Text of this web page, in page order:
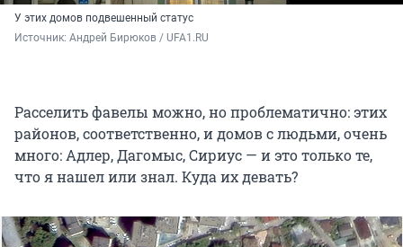
У этих домов подвешенный статус
Источник: Андрей Бирюков / UFA1.RU
Расселить фавелы можно, но проблематично: этих
районов, соответственно, и домов с людьми, очень
много: Адлер, Дагомыс, Сириус — и это только те,
что я нашел или знал. Куда их девать?